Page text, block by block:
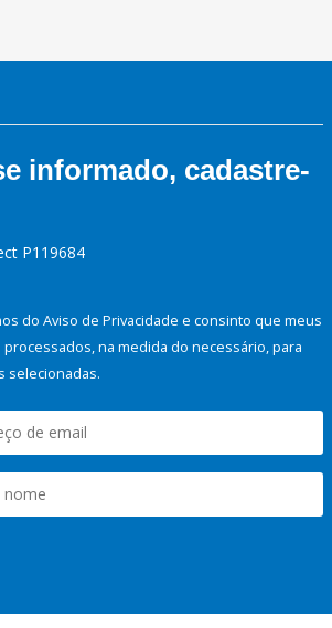
informado, cadastre-
P119684
do Aviso de Privacidade e consinto que meus
na medida do necessário, para
selecionadas.